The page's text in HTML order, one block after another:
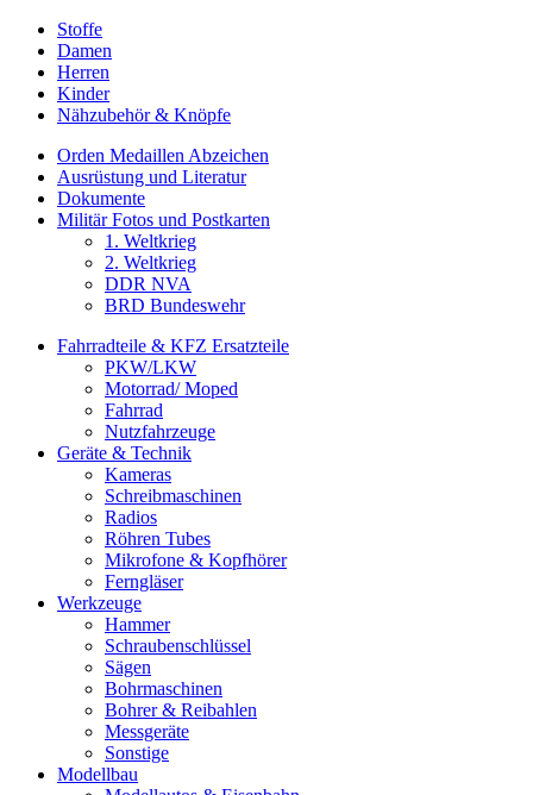
Stoffe
Damen
Herren
Kinder
Nähzubehör & Knöpfe
Orden Medaillen Abzeichen
Ausrüstung und Literatur
Dokumente
Militär Fotos und Postkarten
1. Weltkrieg
2. Weltkrieg
DDR NVA
BRD Bundeswehr
Fahrradteile & KFZ Ersatzteile
PKW/LKW
Motorrad/ Moped
Fahrrad
Nutzfahrzeuge
Geräte & Technik
Kameras
Schreibmaschinen
Radios
Röhren Tubes
Mikrofone & Kopfhörer
Ferngläser
Werkzeuge
Hammer
Schraubenschlüssel
Sägen
Bohrmaschinen
Bohrer & Reibahlen
Messgeräte
Sonstige
Modellbau